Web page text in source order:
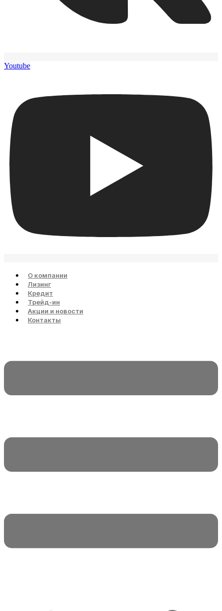
Youtube
О компании
Лизинг
Кредит
Трейд-ин
Акции и новости
Контакты